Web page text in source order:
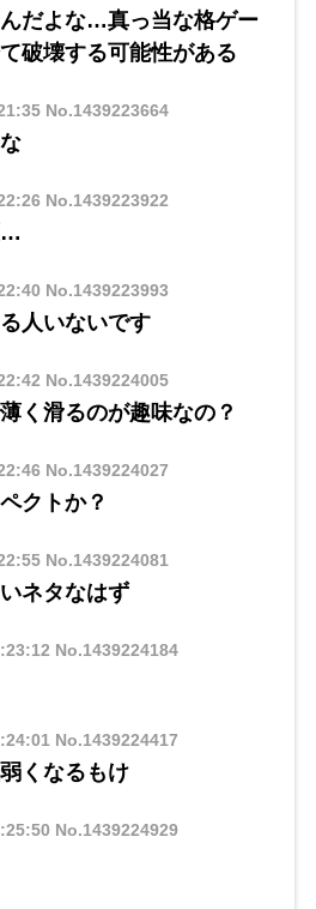
だよな…真っ当な格ゲー
破壊する可能性がある
No.1439223664
No.1439223922
…
No.1439223993
人いないです
No.1439224005
く滑るのが趣味なの？
No.1439224027
クトか？
No.1439224081
ネタなはず
No.1439224184
No.1439224417
くなるもけ
No.1439224929